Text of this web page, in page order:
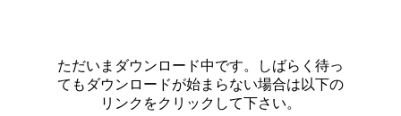
ただいまダウンロード中です。しばらく待っ
てもダウンロードが始まらない場合は以下の
リンクをクリックして下さい。